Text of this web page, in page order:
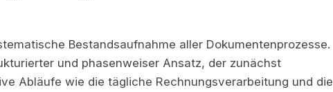
Bestandsaufnahme aller Dokumentenprozesse.
und phasenweiser Ansatz, der zunächst
Abläufe wie die tägliche Rechnungsverarbeitung und die